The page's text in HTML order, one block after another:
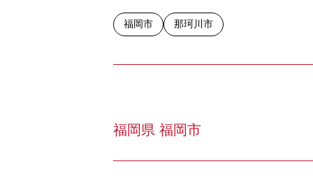
福岡市 那珂川市
福岡県 福岡市